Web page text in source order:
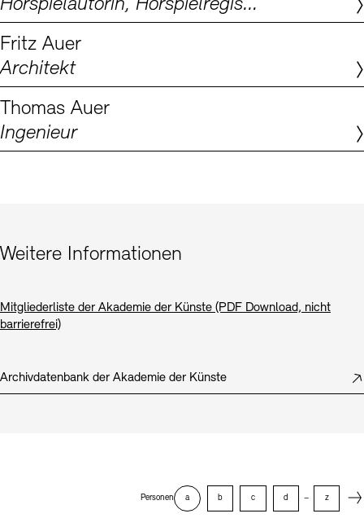
Nachhaltigkeit
Digitale Sammlungen Exil-Archive
Hörspielautorin, Hörspielregisseurin, Dramaturgin
Fritz Auer
Architekt
Thomas Auer
Ingenieur
Weitere Informationen
Mitgliederliste der Akademie der Künste (PDF Download, nicht
barrierefrei)
Archivdatenbank der Akademie der Künste
Personen a b c d – z